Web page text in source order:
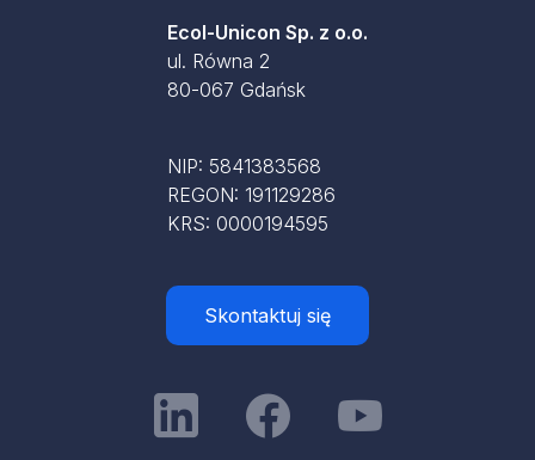
Ecol-Unicon Sp. z o.o.
ul. Równa 2
80-067 Gdańsk
NIP: 5841383568
REGON: 191129286
KRS: 0000194595
Skontaktuj się